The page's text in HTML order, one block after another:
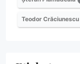
Teodor Crăciunescu